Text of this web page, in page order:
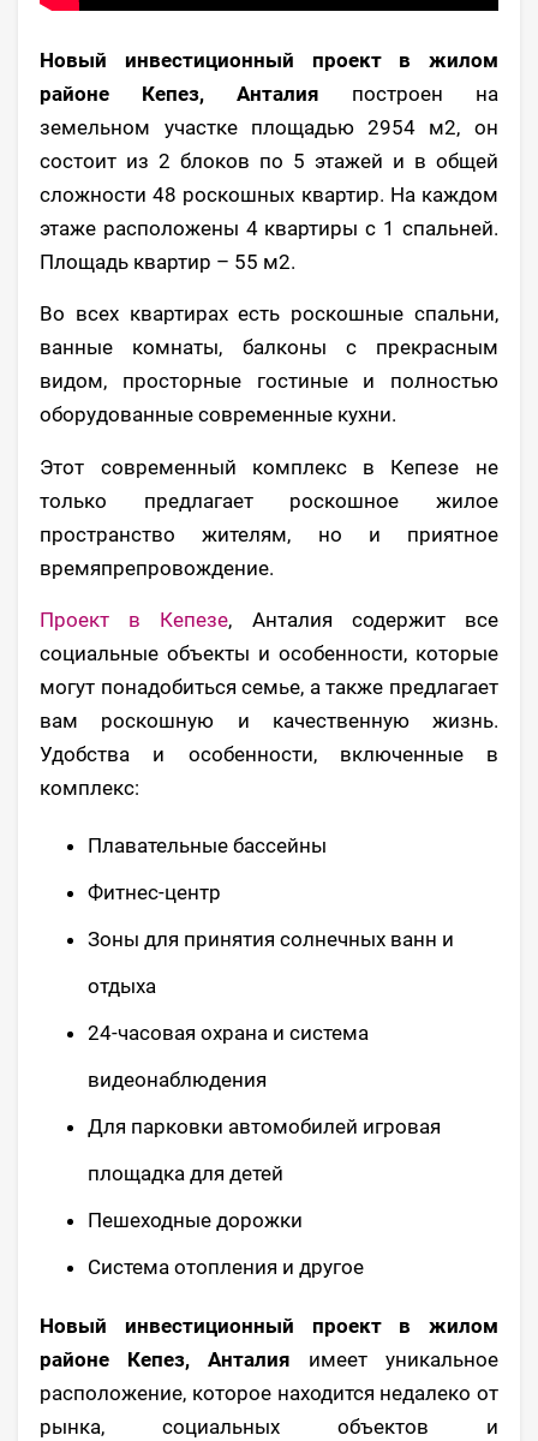
Новый инвестиционный проект в жилом
районе Кепез, Анталия построен на
земельном участке площадью 2954 м2, он
состоит из 2 блоков по 5 этажей и в общей
сложности 48 роскошных квартир. На каждом
этаже расположены 4 квартиры с 1 спальней.
Площадь квартир – 55 м2.
Во всех квартирах есть роскошные спальни,
ванные комнаты, балконы с прекрасным
видом, просторные гостиные и полностью
оборудованные современные кухни.
Этот современный комплекс в Кепезе не
только предлагает роскошное жилое
пространство жителям, но и приятное
времяпрепровождение.
Проект в Кепезе, Анталия содержит все
социальные объекты и особенности, которые
могут понадобиться семье, а также предлагает
вам роскошную и качественную жизнь.
Удобства и особенности, включенные в
комплекс:
Плавательные бассейны
Фитнес-центр
Зоны для принятия солнечных ванн и
отдыха
24-часовая охрана и система
видеонаблюдения
Для парковки автомобилей игровая
площадка для детей
Пешеходные дорожки
Система отопления и другое
Новый инвестиционный проект в жилом
районе Кепез, Анталия имеет уникальное
расположение, которое находится недалеко от
рынка, социальных объектов и